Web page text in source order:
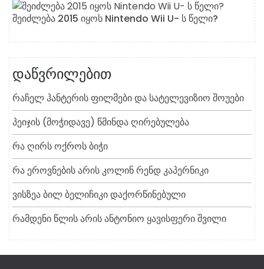
შეიძლება 2015 იყოს Nintendo Wii U- ს წელი?
დაწვრილებით
Რაჩელ Ჰანტერის Ფილმები Და Სატელევიზიო Შოუები
Პეიჯის (მოჭიდავე) Წმინდა Ღირებულება
Რა Ღირს Ოქროს Ბიჭი
Რა Ეროვნების Არის Კოლინ Რენდ Კაპერნიკი
Ვისზეა Ბილ Ბელიჩიკი Დაქორწინებული
Რამდენი Წლის Არის Ანტონიო Ყავისფერი Შვილი